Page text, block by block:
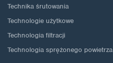
Technika śrutowania
Technologie użytkowe
Technologia filtracji
Technologia sprężonego powietrza